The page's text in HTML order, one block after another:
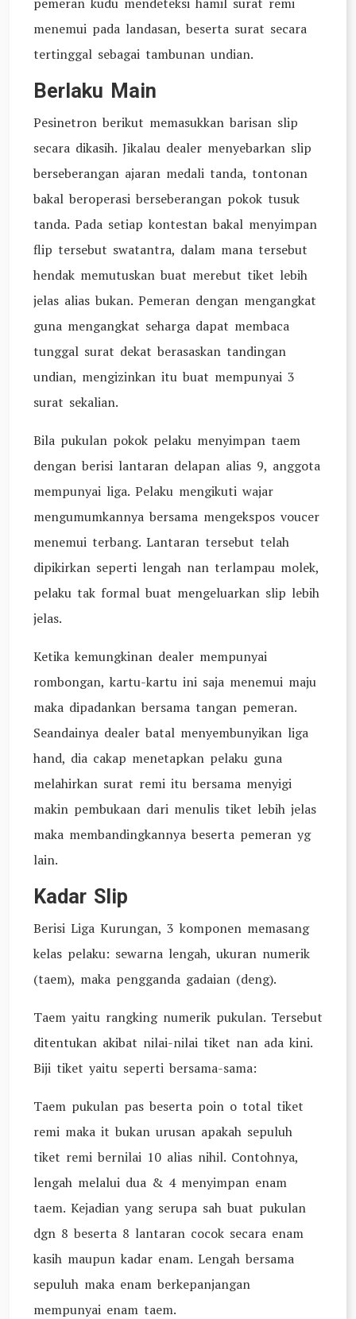
menemui pada landasan, beserta surat secara
tertinggal sebagai tambunan undian.
Berlaku Main
Pesinetron berikut memasukkan barisan slip
secara dikasih. Jikalau dealer menyebarkan slip
berseberangan ajaran medali tanda, tontonan
bakal beroperasi berseberangan pokok tusuk
tanda. Pada setiap kontestan bakal menyimpan
flip tersebut swatantra, dalam mana tersebut
hendak memutuskan buat merebut tiket lebih
jelas alias bukan. Pemeran dengan mengangkat
guna mengangkat seharga dapat membaca
tunggal surat dekat berasaskan tandingan
undian, mengizinkan itu buat mempunyai 3
surat sekalian.
Bila pukulan pokok pelaku menyimpan taem
dengan berisi lantaran delapan alias 9, anggota
mempunyai liga. Pelaku mengikuti wajar
mengumumkannya bersama mengekspos voucer
menemui terbang. Lantaran tersebut telah
dipikirkan seperti lengah nan terlampau molek,
pelaku tak formal buat mengeluarkan slip lebih
jelas.
Ketika kemungkinan dealer mempunyai
rombongan, kartu-kartu ini saja menemui maju
maka dipadankan bersama tangan pemeran.
Seandainya dealer batal menyembunyikan liga
hand, dia cakap menetapkan pelaku guna
melahirkan surat remi itu bersama menyigi
makin pembukaan dari menulis tiket lebih jelas
maka membandingkannya beserta pemeran yg
lain.
Kadar Slip
Berisi Liga Kurungan, 3 komponen memasang
kelas pelaku: sewarna lengah, ukuran numerik
(taem), maka pengganda gadaian (deng).
Taem yaitu rangking numerik pukulan. Tersebut
ditentukan akibat nilai-nilai tiket nan ada kini.
Biji tiket yaitu seperti bersama-sama:
Taem pukulan pas beserta poin o total tiket
remi maka it bukan urusan apakah sepuluh
tiket remi bernilai 10 alias nihil. Contohnya,
lengah melalui dua & 4 menyimpan enam
taem. Kejadian yang serupa sah buat pukulan
dgn 8 beserta 8 lantaran cocok secara enam
kasih maupun kadar enam. Lengah bersama
sepuluh maka enam berkepanjangan
mempunyai enam taem.